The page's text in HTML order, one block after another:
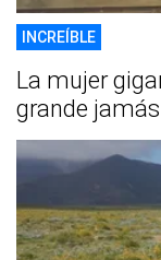
INCREÍBLE
La mujer
grande